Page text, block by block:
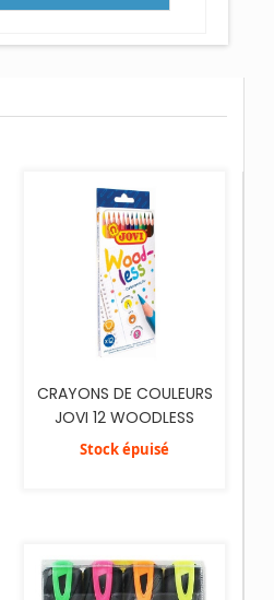
CRAYONS DE COULEURS
JOVI 12 WOODLESS
Stock épuisé